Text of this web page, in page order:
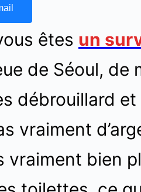
êtes un
de Séoul, de
débrouillard
vraiment
vraiment bien